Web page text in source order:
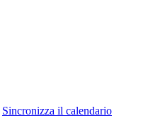
Sincronizza il calendario